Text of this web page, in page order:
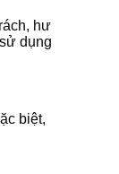
hư
dụng
biệt,